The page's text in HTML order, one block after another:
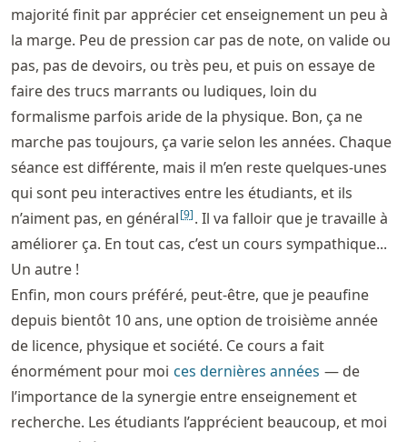
majorité finit par apprécier cet enseignement un peu à
la marge. Peu de pression car pas de note, on valide ou
pas, pas de devoirs, ou très peu, et puis on essaye de
faire des trucs marrants ou ludiques, loin du
formalisme parfois aride de la physique. Bon, ça ne
marche pas toujours, ça varie selon les années. Chaque
séance est différente, mais il m’en reste quelques-unes
qui sont peu interactives entre les étudiants, et ils
n’aiment pas, en général[9]. Il va falloir que je travaille à
améliorer ça. En tout cas, c’est un cours sympathique...
Un autre !
Enfin, mon cours préféré, peut-être, que je peaufine
depuis bientôt 10 ans, une option de troisième année
de licence, physique et société. Ce cours a fait
énormément pour moi ces dernières années — de
l’importance de la synergie entre enseignement et
recherche. Les étudiants l’apprécient beaucoup, et moi